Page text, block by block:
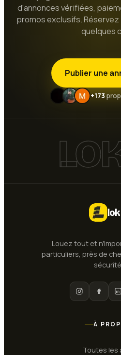
d'annonces vérifiées,
promos exclusifs.
quelques
Publier une
+173
Louez tout et
particuliers, près de
sécurité.
À
Toutes les